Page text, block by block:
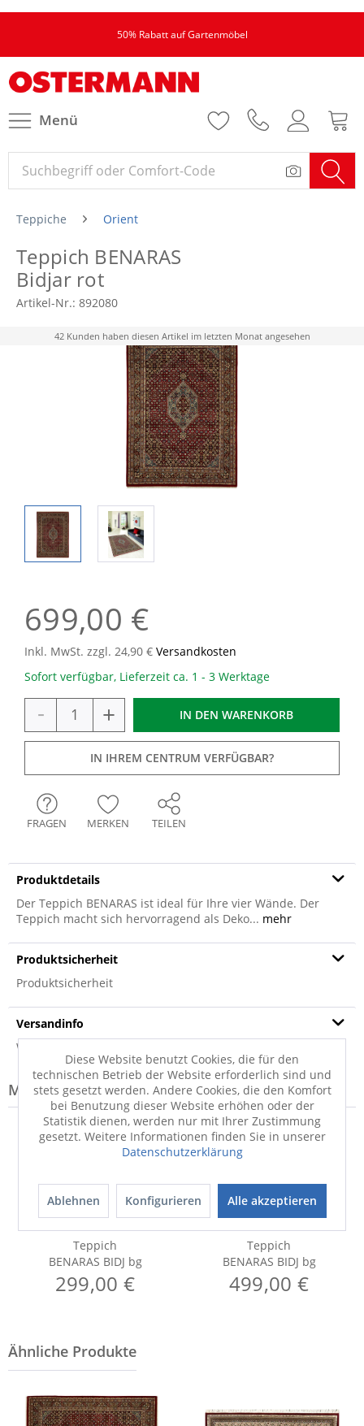
50% Rabatt auf Gartenmöbel
Menü
Teppiche Orient
Teppich BENARAS
Bidjar rot
Artikel-Nr.: 892080
42 Kunden haben diesen Artikel im letzten Monat angesehen
699,00 €
Inkl. MwSt. zzgl. 24,90 € Versandkosten
Sofort verfügbar, Lieferzeit ca. 1 - 3 Werktage
- + IN DEN WARENKORB
IN IHREM CENTRUM VERFÜGBAR?
FRAGEN MERKEN TEILEN
Produktdetails
Der Teppich BENARAS ist ideal für Ihre vier Wände. Der
Teppich macht sich hervorragend als Deko... mehr
Produktsicherheit
Produktsicherheit
Versandinfo
Weitere Informationen zum Versand...
Modell-Familie: BENARAS
Teppich
BENARAS BIDJ bg
299,00 €
Teppich
BENARAS BIDJ bg
499,00 €
Diese Website benutzt Cookies, die für den
technischen Betrieb der Website erforderlich sind und
stets gesetzt werden. Andere Cookies, die den Komfort
bei Benutzung dieser Website erhöhen oder der
Statistik dienen, werden nur mit Ihrer Zustimmung
gesetzt. Weitere Informationen finden Sie in unserer
Datenschutzerklärung
Ablehnen Konfigurieren Alle akzeptieren